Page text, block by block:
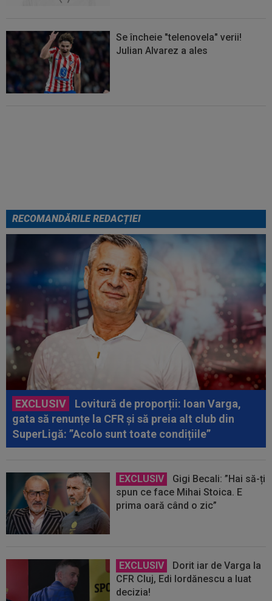
Se încheie "telenovela" verii!
Julian Alvarez a ales
RECOMANDĂRILE REDACȚIEI
EXCLUSIV
Lovitură de proporții: Ioan Varga,
gata să renunțe la CFR și să preia alt club din
SuperLigă: ”Acolo sunt toate condițiile”
EXCLUSIV
Gigi Becali: ”Hai să-ți
spun ce face Mihai Stoica. E
prima oară când o zic”
EXCLUSIV
Dorit iar de Varga la
CFR Cluj, Edi Iordănescu a luat
decizia!